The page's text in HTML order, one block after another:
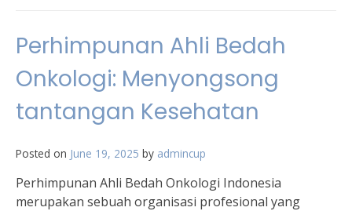
Perhimpunan Ahli Bedah
Onkologi: Menyongsong
tantangan Kesehatan
Posted on June 19, 2025 by admincup
Perhimpunan Ahli Bedah Onkologi Indonesia
merupakan sebuah organisasi profesional yang